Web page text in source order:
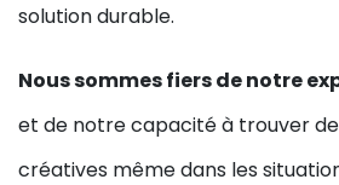
solution durable.
Nous sommes fiers de notre
et de notre capacité à trouver
créatives même dans les